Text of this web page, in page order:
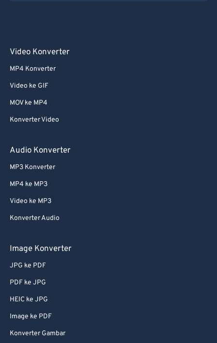
Video Konverter
MP4 Konverter
Video ke GIF
MOV ke MP4
Konverter Video
Audio Konverter
MP3 Konverter
MP4 ke MP3
Video ke MP3
Konverter Audio
Image Konverter
JPG ke PDF
PDF ke JPG
HEIC ke JPG
Image ke PDF
Konverter Gambar